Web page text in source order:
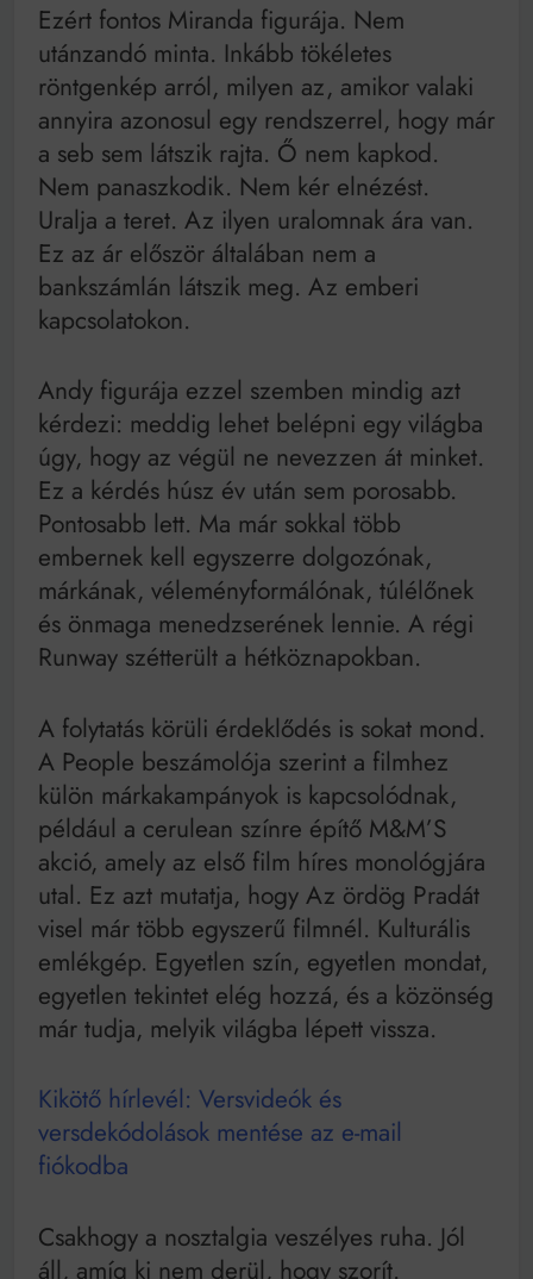
Ezért fontos Miranda figurája. Nem
utánzandó minta. Inkább tökéletes
röntgenkép arról, milyen az, amikor valaki
annyira azonosul egy rendszerrel, hogy már
a seb sem látszik rajta. Ő nem kapkod.
Nem panaszkodik. Nem kér elnézést.
Uralja a teret. Az ilyen uralomnak ára van.
Ez az ár először általában nem a
bankszámlán látszik meg. Az emberi
kapcsolatokon.
Andy figurája ezzel szemben mindig azt
kérdezi: meddig lehet belépni egy világba
úgy, hogy az végül ne nevezzen át minket.
Ez a kérdés húsz év után sem porosabb.
Pontosabb lett. Ma már sokkal több
embernek kell egyszerre dolgozónak,
márkának, véleményformálónak, túlélőnek
és önmaga menedzserének lennie. A régi
Runway szétterült a hétköznapokban.
A folytatás körüli érdeklődés is sokat mond.
A People beszámolója szerint a filmhez
külön márkakampányok is kapcsolódnak,
például a cerulean színre építő M&M’S
akció, amely az első film híres monológjára
utal. Ez azt mutatja, hogy Az ördög Pradát
visel már több egyszerű filmnél. Kulturális
emlékgép. Egyetlen szín, egyetlen mondat,
egyetlen tekintet elég hozzá, és a közönség
már tudja, melyik világba lépett vissza.
Kikötő hírlevél: Versvideók és
versdekódolások mentése az e-mail
fiókodba
Csakhogy a nosztalgia veszélyes ruha. Jól
áll, amíg ki nem derül, hogy szorít.